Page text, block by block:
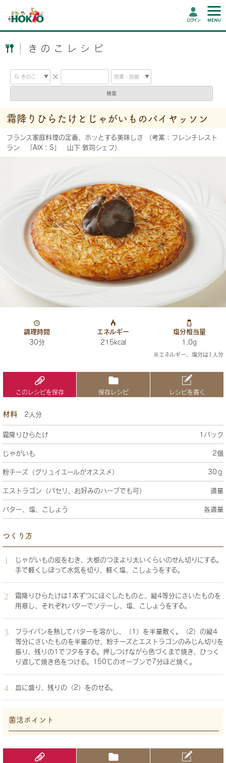
ログイン
きのこレシピ
検索
霜降りひらたけとじゃがいものパイヤッソン
フランス家庭料理の定番、ホッとする美味しさ （考案：フレンチレスト
ラン 「AIX：S」 山下 敦司シェフ）
調理時間
30分
エネルギー
215kcal
塩分相当量
1.0g
※エネルギー、塩分は1人分
このレシピを保存 保存レシピ レシピを書く
材料 2人分
霜降りひらたけ 1パック
じゃがいも 2個
粉チーズ（グリュイエールがオススメ） 30ｇ
エストラゴン（パセリ、お好みのハーブでも可） 適量
バター、塩、こしょう 各適量
つくり方
じゃがいもの皮をむき、大根のつまより太いくらいのせん切りにする。
手で軽くしぼって水気を切り、軽く塩、こしょうをする。
霜降りひらたけは1本ずつにほぐしたものと、縦4等分にさいたものを
用意し、それぞれバターでソテーし、塩、こしょうをする。
フライパンを熱してバターを溶かし、（1）を半量敷く。（2）の縦4
等分にさいたものを半量のせ、粉チーズとエストラゴンのみじん切りを
振り、残りの1でフタをする。押しつけながら色づくまで焼き、ひっく
り返して焼き色をつける。150℃のオーブンで7分ほど焼く。
皿に盛り、残りの（2）をのせる。
菌活ポイント